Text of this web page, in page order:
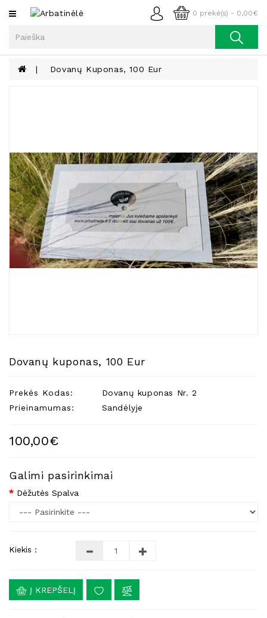
0 prekė(s) - 0,00€
Kategorijos
Kava
Ir
Grožiui
Riešutai
Becukriai
Saldėsiai
Saldėsiai
Gurmanams
Higienos
Priemonės
Pirties
Indai
Dovanų Kuponas, 100 Eur
Dovanų kuponas, 100 Eur
Prekės Kodas:
Dovanų kuponas Nr. 2
Prieinamumas:
Sandėlyje
100,00€
Galimi pasirinkimai
Dėžutės Spalva
Kiekis :
Į KREPŠELĮ